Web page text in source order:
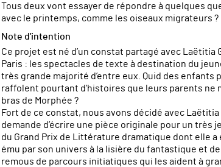
Tous deux vont essayer de répondre à quelques
avec le printemps, comme les oiseaux migrateurs ?
Note d'intention
Ce projet est né d’un constat partagé avec
Paris : les spectacles de texte à destination du
très grande majorité d’entre eux. Quid des
raffolent pourtant d’histoires que leurs parents ne
bras de Morphée ?
Fort de ce constat, nous avons décidé avec
demande d’écrire une pièce originale pour un très
du Grand Prix de Littérature dramatique dont elle
ému par son univers à la lisière du fantastique et
remous de parcours initiatiques qui les aident à